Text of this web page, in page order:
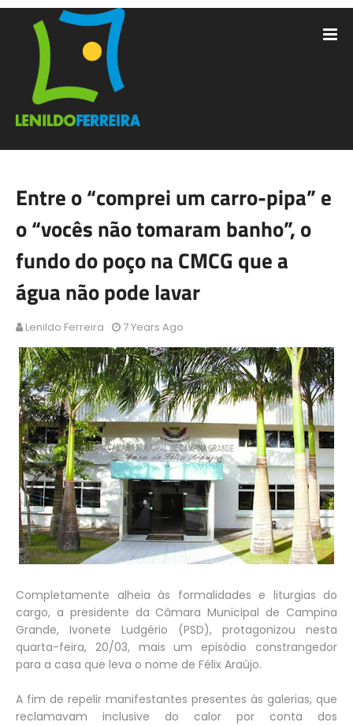
Entre o “comprei um carro-pipa” e
o “vocês não tomaram banho”, o
fundo do poço na CMCG que a
água não pode lavar
Lenildo Ferreira 7 Years Ago
Completamente alheia às formalidades e liturgias do
cargo, a presidente da Câmara Municipal de Campina
Grande, Ivonete Ludgério (PSD), protagonizou nesta
quarta-feira, 20/03, mais um episódio constrangedor
para a casa que leva o nome de Félix Araújo.
A fim de repelir manifestantes presentes às galerias, que
reclamavam inclusive do calor por conta dos